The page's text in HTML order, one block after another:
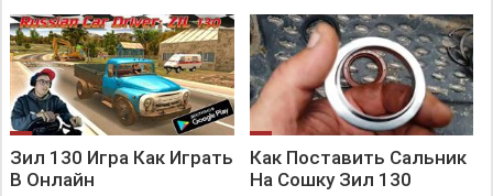
Зил 130 Игра Как Играть
В Онлайн
Как Поставить Сальник
На Сошку Зил 130